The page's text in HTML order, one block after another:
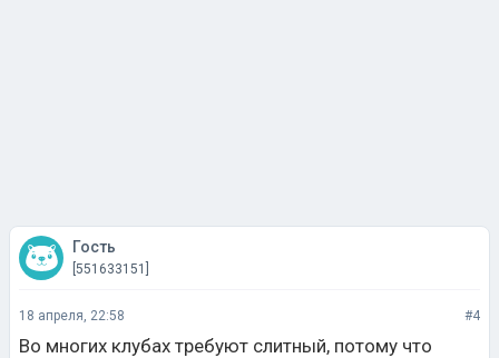
Гость
[551633151]
18 апреля, 22:58 #4
Во многих клубах требуют слитный, потому что